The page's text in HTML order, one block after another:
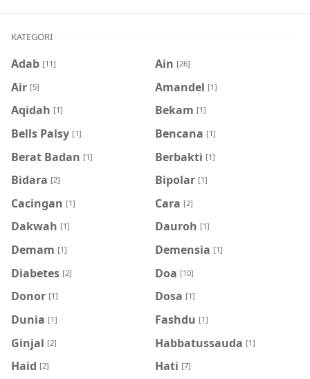
KATEGORI
Adab [11] Ain [26]
Air [5] Amandel [1]
Aqidah [1] Bekam [1]
Bells Palsy [1] Bencana [1]
Berat Badan [1] Berbakti [1]
Bidara [2] Bipolar [1]
Cacingan [1] Cara [2]
Dakwah [1] Dauroh [1]
Demam [1] Demensia [1]
Diabetes [2] Doa [10]
Donor [1] Dosa [1]
Dunia [1] Fashdu [1]
Ginjal [2] Habbatussauda [1]
Haid [2] Hati [7]